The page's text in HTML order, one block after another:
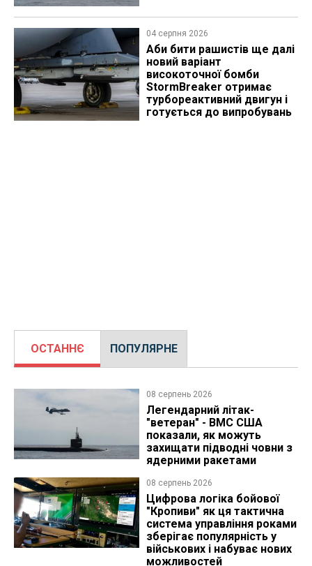
04 серпня 2026
Аби бити рашистів ще далі
новий варіант
високоточної бомби
StormBreaker отримає
турбореактивний двигун і
готується до випробувань
ОСТАННЄ ПОПУЛЯРНЕ
08 серпень 2026
Легендарний літак-
"ветеран" - ВМС США
показали, як можуть
захищати підводні човни з
ядерними ракетами
08 серпень 2026
Цифрова логіка бойової
"Кропиви" як ця тактична
система управління роками
зберігає популярність у
військових і набуває нових
можливостей